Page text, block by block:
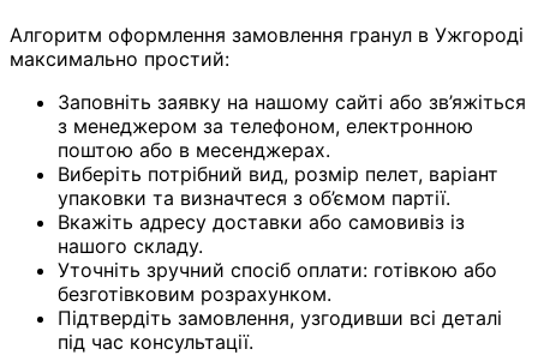
Алгоритм оформлення замовлення гранул в Ужгороді
максимально простий:
Заповніть заявку на нашому сайті або зв’яжіться
з менеджером за телефоном, електронною
поштою або в месенджерах.
Виберіть потрібний вид, розмір пелет, варіант
упаковки та визначтеся з об’ємом партії.
Вкажіть адресу доставки або самовивіз із
нашого складу.
Уточніть зручний спосіб оплати: готівкою або
безготівковим розрахунком.
Підтвердіть замовлення, узгодивши всі деталі
під час консультації.